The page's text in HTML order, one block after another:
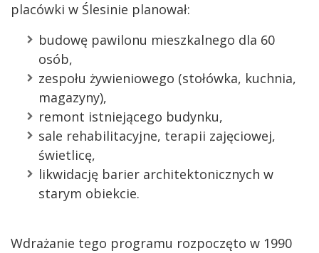
placówki w Ślesinie planował:
budowę pawilonu mieszkalnego dla 60
osób,
zespołu żywieniowego (stołówka, kuchnia,
magazyny),
remont istniejącego budynku,
sale rehabilitacyjne, terapii zajęciowej,
świetlicę,
likwidację barier architektonicznych w
starym obiekcie.
Wdrażanie tego programu rozpoczęto w 1990